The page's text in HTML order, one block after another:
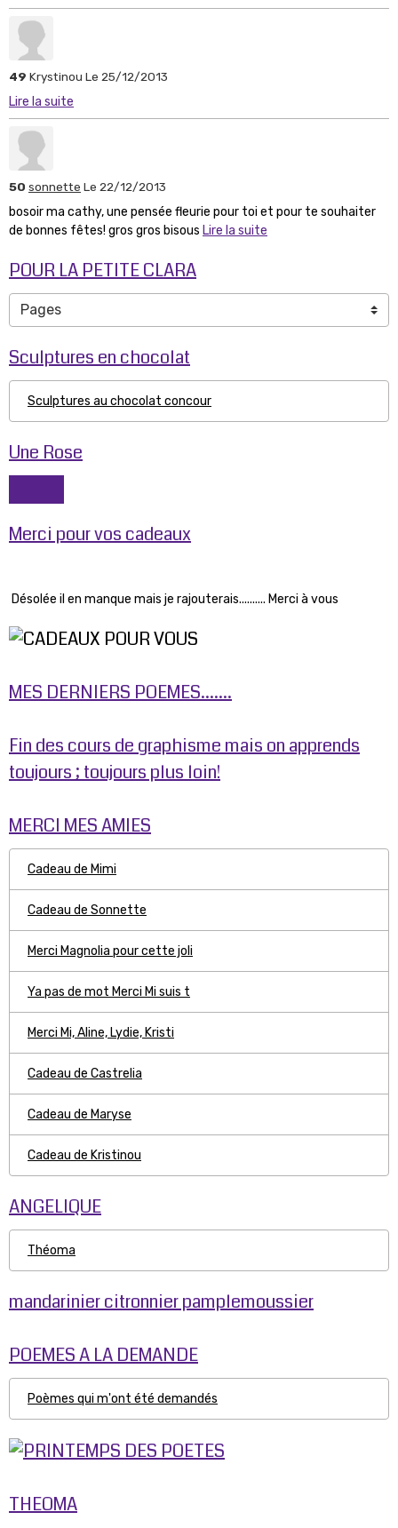
49 Krystinou Le 25/12/2013
Lire la suite
50 sonnette Le 22/12/2013
bosoir ma cathy, une pensée fleurie pour toi et pour te souhaiter
de bonnes fêtes! gros gros bisous Lire la suite
POUR LA PETITE CLARA
Sculptures en chocolat
Sculptures au chocolat concour
Une Rose
Merci pour vos cadeaux
Désolée il en manque mais je rajouterais.......... Merci à vous
MES DERNIERS POEMES.......
Fin des cours de graphisme mais on apprends
toujours ; toujours plus loin!
MERCI MES AMIES
Cadeau de Mimi
Cadeau de Sonnette
Merci Magnolia pour cette joli
Ya pas de mot Merci Mi suis t
Merci Mi, Aline, Lydie, Kristi
Cadeau de Castrelia
Cadeau de Maryse
Cadeau de Kristinou
ANGELIQUE
Théoma
mandarinier citronnier pamplemoussier
POEMES A LA DEMANDE
Poèmes qui m'ont été demandés
THEOMA